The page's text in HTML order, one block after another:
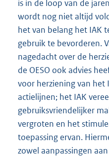
is in de loop van de
wordt nog niet altijd
het van belang het IAK
gebruik te bevorderen.
nagedacht over de
de OESO ook advies
voor herziening van het
actielijnen; het IAK
gebruiksvriendelijker
vergroten en het
toepassing ervan.
zowel aanpassingen